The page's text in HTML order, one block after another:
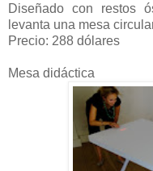
Diseñado con restos
levanta una mesa
Precio: 288 dólares
Mesa didáctica